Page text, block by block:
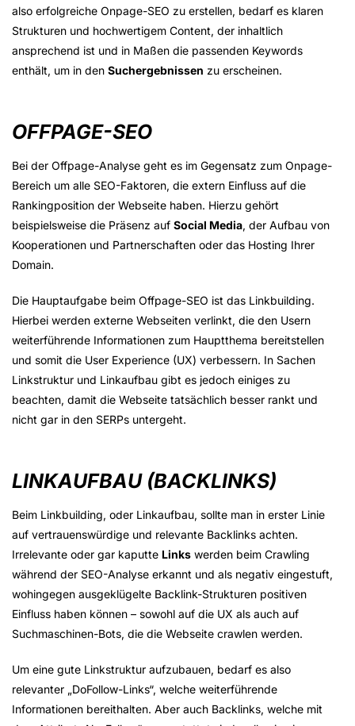
also erfolgreiche Onpage-SEO zu erstellen, bedarf es klaren
Strukturen und hochwertigem Content, der inhaltlich
ansprechend ist und in Maßen die passenden Keywords
enthält, um in den Suchergebnissen zu erscheinen.
OFFPAGE-SEO
Bei der Offpage-Analyse geht es im Gegensatz zum Onpage-
Bereich um alle SEO-Faktoren, die extern Einfluss auf die
Rankingposition der Webseite haben. Hierzu gehört
beispielsweise die Präsenz auf Social Media, der Aufbau von
Kooperationen und Partnerschaften oder das Hosting Ihrer
Domain.
Die Hauptaufgabe beim Offpage-SEO ist das Linkbuilding.
Hierbei werden externe Webseiten verlinkt, die den Usern
weiterführende Informationen zum Hauptthema bereitstellen
und somit die User Experience (UX) verbessern. In Sachen
Linkstruktur und Linkaufbau gibt es jedoch einiges zu
beachten, damit die Webseite tatsächlich besser rankt und
nicht gar in den SERPs untergeht.
LINKAUFBAU (BACKLINKS)
Beim Linkbuilding, oder Linkaufbau, sollte man in erster Linie
auf vertrauenswürdige und relevante Backlinks achten.
Irrelevante oder gar kaputte Links werden beim Crawling
während der SEO-Analyse erkannt und als negativ eingestuft,
wohingegen ausgeklügelte Backlink-Strukturen positiven
Einfluss haben können – sowohl auf die UX als auch auf
Suchmaschinen-Bots, die die Webseite crawlen werden.
Um eine gute Linkstruktur aufzubauen, bedarf es also
relevanter „DoFollow-Links“, welche weiterführende
Informationen bereithalten. Aber auch Backlinks, welche mit